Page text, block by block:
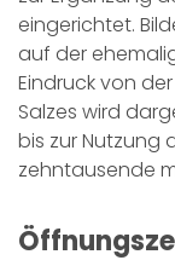
eingerichtet.
auf der
Eindruck von
Salzes wird
bis zur Nutzung
zehntausende